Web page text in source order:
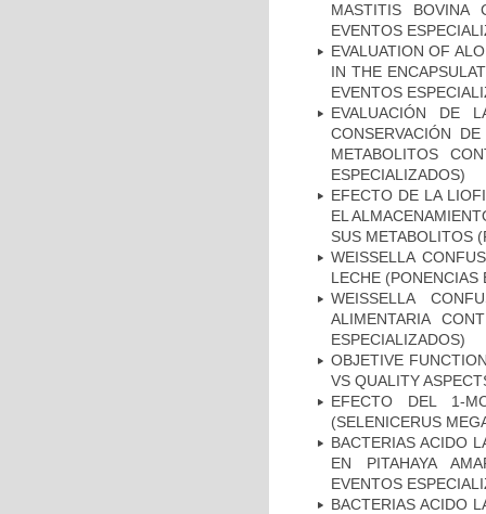
MASTITIS BOVINA
EVENTOS
EVALUATION OF
IN THE
EVENTOS
EVALUACIÓN DE
CONSERVACIÓN
METABOLITOS
ESPECIALIZADOS)
EFECTO DE LA
EL
SUS METABOLITOS
WEISSELLA
LECHE (PONENCIAS
WEISSELLA
ALIMENTARIA
ESPECIALIZADOS)
OBJETIVE
VS QUALITY
EFECTO DEL 1-
(SELENICERUS
BACTERIAS ACIDO
EN PITAHAYA
EVENTOS
BACTERIAS ACIDO